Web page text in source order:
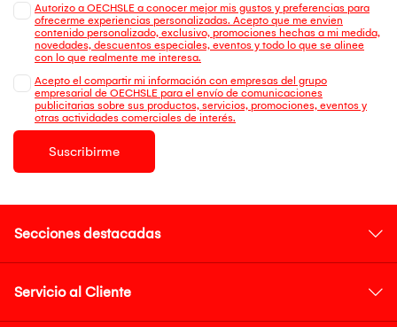
Autorizo a OECHSLE a conocer mejor mis gustos y preferencias para
ofrecerme experiencias personalizadas. Acepto que me envien
contenido personalizado, exclusivo, promociones hechas a mi medida,
novedades, descuentos especiales, eventos y todo lo que se alinee
con lo que realmente me interesa.
Acepto el compartir mi información con empresas del grupo
empresarial de OECHSLE para el envío de comunicaciones
publicitarias sobre sus productos, servicios, promociones, eventos y
otras actividades comerciales de interés.
Suscribirme
Secciones destacadas
Servicio al Cliente